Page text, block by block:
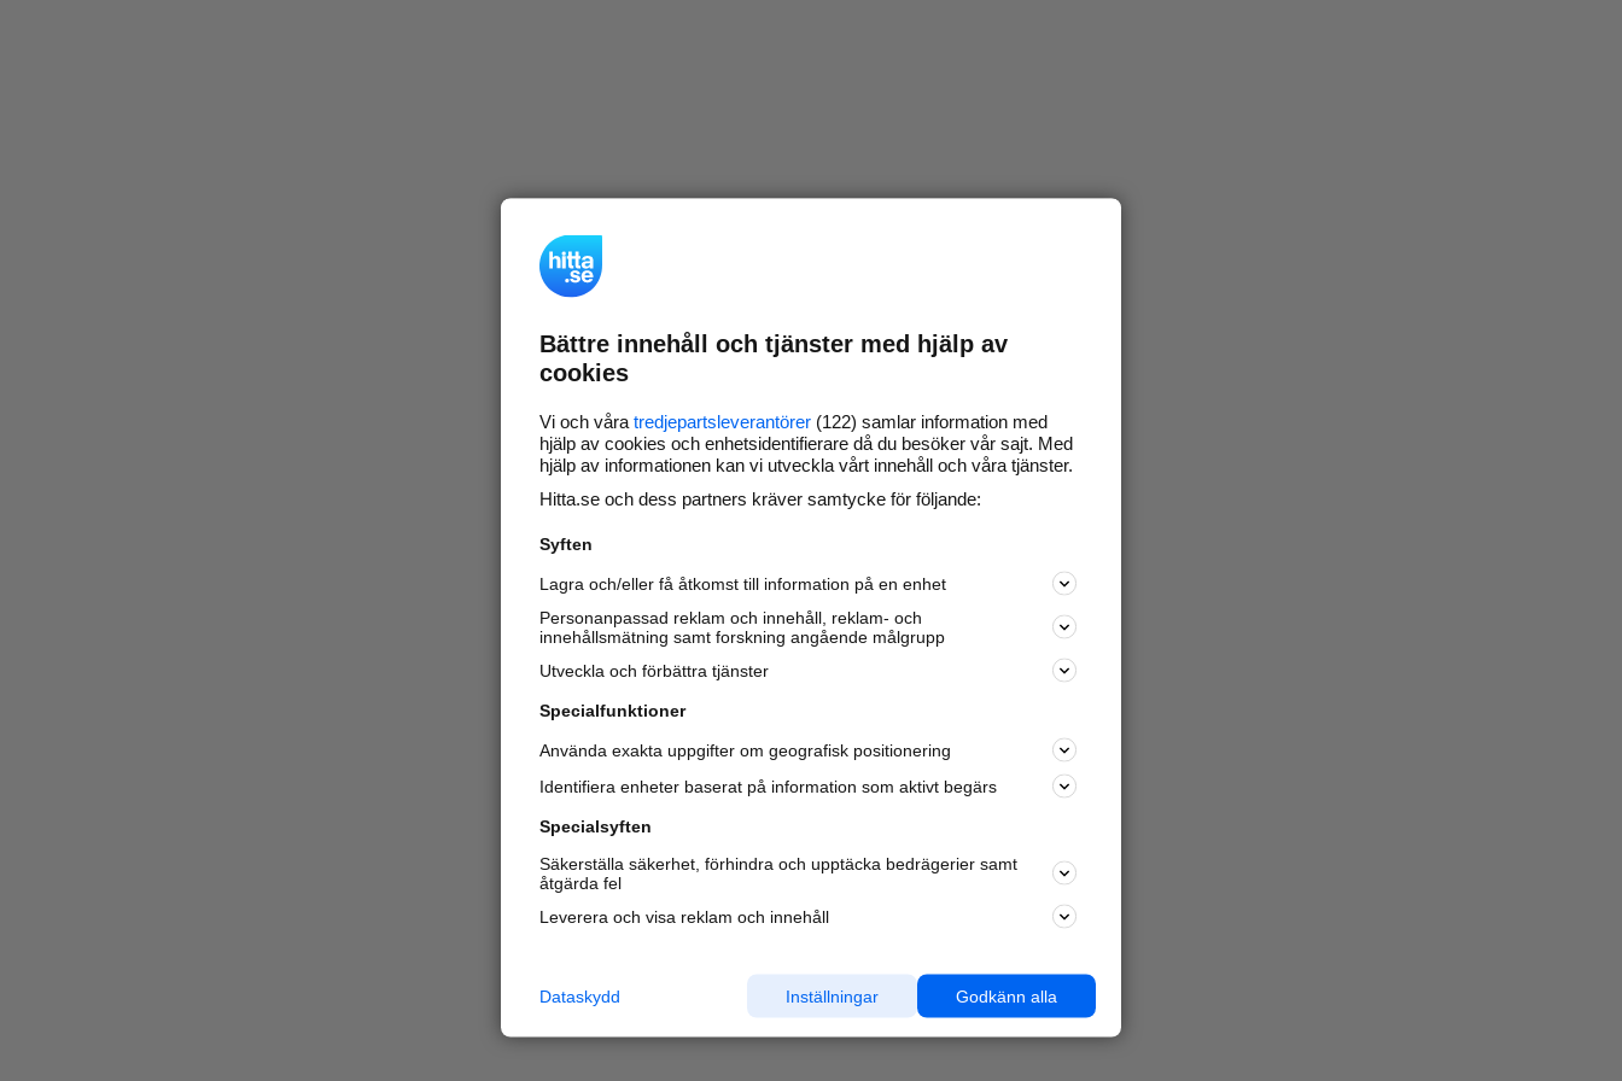
Bättre innehåll och tjänster med hjälp av
cookies
Vi och våra tredjepartsleverantörer (122) samlar information med
hjälp av cookies och enhetsidentifierare då du besöker vår sajt. Med
hjälp av informationen kan vi utveckla vårt innehåll och våra tjänster.
Hitta.se och dess partners kräver samtycke för följande:
Syften
Lagra och/eller få åtkomst till information på en enhet
Personanpassad reklam och innehåll, reklam- och
innehållsmätning samt forskning angående målgrupp
Utveckla och förbättra tjänster
Specialfunktioner
Använda exakta uppgifter om geografisk positionering
Identifiera enheter baserat på information som aktivt begärs
Specialsyften
Säkerställa säkerhet, förhindra och upptäcka bedrägerier samt
åtgärda fel
Leverera och visa reklam och innehåll
Godkänn alla
Inställningar
Dataskydd